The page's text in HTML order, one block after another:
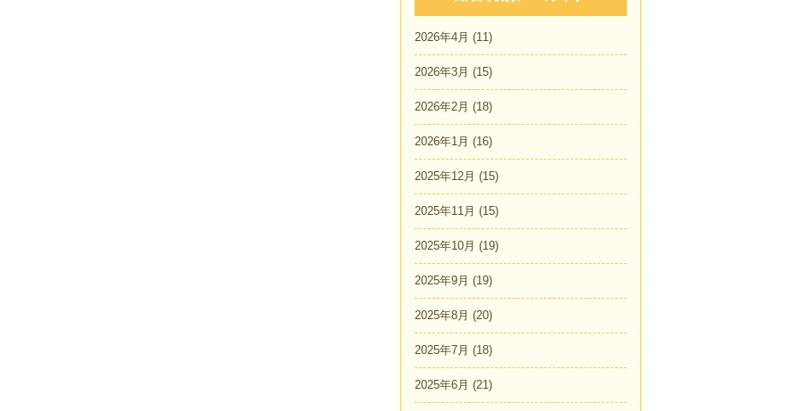
2026年4月 (11)
2026年3月 (15)
2026年2月 (18)
2026年1月 (16)
2025年12月 (15)
2025年11月 (15)
2025年10月 (19)
2025年9月 (19)
2025年8月 (20)
2025年7月 (18)
2025年6月 (21)